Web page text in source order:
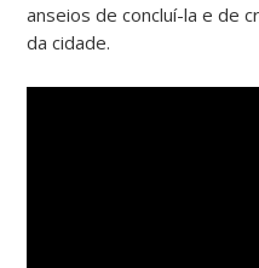
anseios de concluí-la e de
da cidade.